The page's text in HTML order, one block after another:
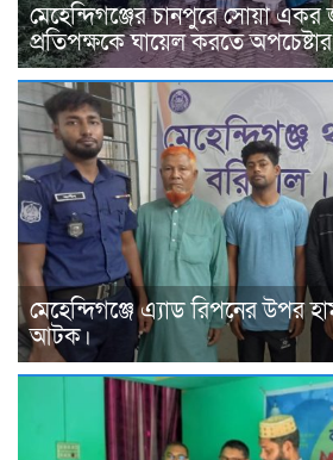
মেহেন্দিগঞ্জের চানপুরে সোয়া একর
প্রতিপক্ষকে ঘায়েল করতে
মেহেন্দিগঞ্জে এ্যাড রিপনের উপর
আটক।